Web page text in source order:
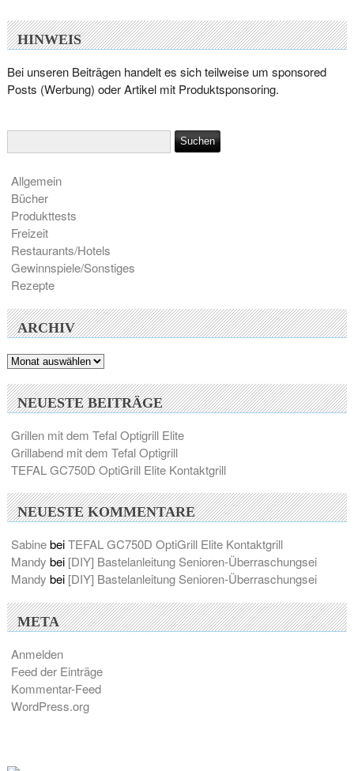
HINWEIS
Bei unseren Beiträgen handelt es sich teilweise um sponsored
Posts (Werbung) oder Artikel mit Produktsponsoring.
Allgemein
Bücher
Produkttests
Freizeit
Restaurants/Hotels
Gewinnspiele/Sonstiges
Rezepte
ARCHIV
Archiv
NEUESTE BEITRÄGE
Grillen mit dem Tefal Optigrill Elite
Grillabend mit dem Tefal Optigrill
TEFAL GC750D OptiGrill Elite Kontaktgrill
NEUESTE KOMMENTARE
SabinebeiTEFAL GC750D OptiGrill Elite Kontaktgrill
Mandy bei [DIY] Bastelanleitung Senioren-Überraschungsei
Mandy bei [DIY] Bastelanleitung Senioren-Überraschungsei
META
Anmelden
Feed der Einträge
Kommentar-Feed
WordPress.org